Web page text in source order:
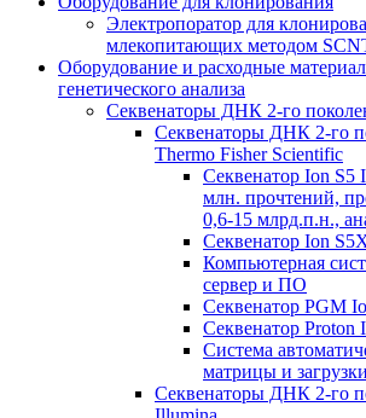
Электропоратор для
млекопитающих методом
Оборудование и расходные
генетического анализа
Секвенаторы ДНК 2-го
Секвенаторы ДНК 2-го
Thermo Fisher Scientific
Секвенатор Ion S5
млн. прочтений,
0,6-15 млрд.п.н.,
Секвенатор Ion
Компьютерная
сервер и ПО
Секвенатор PGM
Секвенатор Proton
Система
матрицы и
Секвенаторы ДНК 2-го